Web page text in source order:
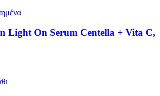
Light On Serum Centella + Vita C,